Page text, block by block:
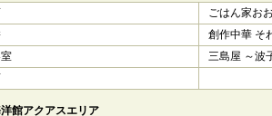
ごはん家お
創作中華 そ
三島屋 ～波
館アクアスエリア